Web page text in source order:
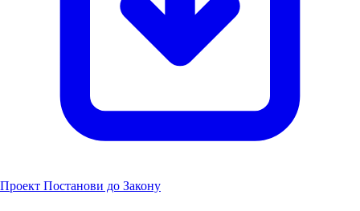
Проект Постанови до Закону